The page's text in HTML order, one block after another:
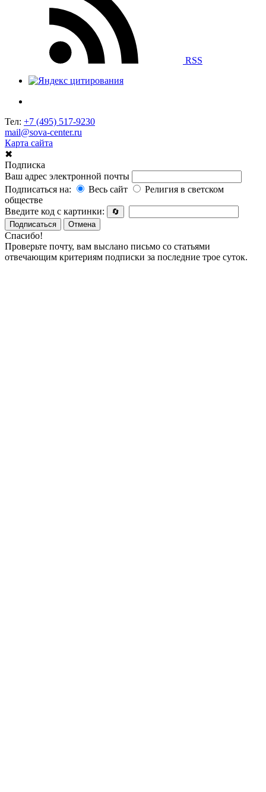
RSS
Тел: +7 (495) 517-9230
mail@sova-center.ru
Карта сайта
✖
Подписка
Ваш адрес электронной почты
Подписаться на:
Весь сайт
Религия в светском
обществе
Введите код с картинки:
🔄
Подписаться
Отмена
Спасибо!
Проверьте почту, вам выслано письмо со статьями
отвечающим критериям подписки за последние трое суток.